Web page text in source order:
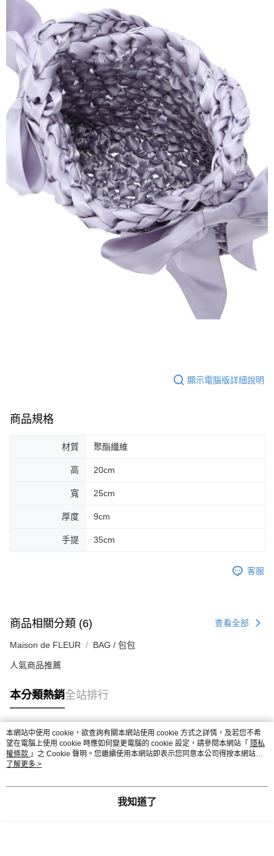
顯示電腦版詳細說明
商品規格
材質 聚酯纖維
高 20cm
寬 25cm
厚度 9cm
手提 35cm
客服
商品相關分類 (6) 查看全部
Maison de FLEUR BAG / 包包
人氣商品推薦
本分類熱銷全站排行
熱門標籤
本網站中使用 cookie，欲查詢有關本網站使用 cookie 方式之詳情，及若您不希
望在電腦上使用 cookie 時應如何變更電腦的 cookie 設定，請參閱本網站「 隱私
權條款 」之 Cookie 聲明。您繼續使用本網站即表示您同意本公司得按本網站使
用條款之 Cookie 聲明使用 cookie。
了解更多 >
我知道了